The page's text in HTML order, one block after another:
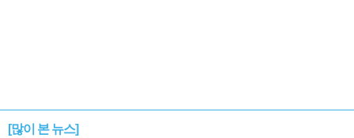
[많이 본 뉴스]